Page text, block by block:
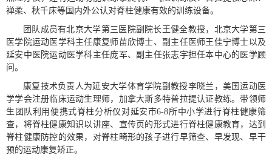
禅柔、秋千床等国内外公认对脊柱健康有效的训练设备。
团队成员有北京大学第三医院副院长王健全教授，北京大学第三
医学院运动医学科主任康复师苗欣博士、副主任医师王佳宁博士以及
延安中医院运动医学科主任庞军、副主任张志宇担任本中心的医学顾
问。
康复技术负责人为延安大学体育学院副教授李晓兰，美国运动医
学学会注册临床运动生理师，加拿大斯多特普拉提认证教练。带领师
生团队利用便携式脊柱分析仪对延安市6-8所中小学进行脊柱健康筛
查，将脊柱健康知识以讲座、宣传页的形式进行脊柱健康教育，达到
脊柱健康防控的效果，对脊柱畸形的孩子进行早筛查、早发现、早干
预的运动康复矫正。